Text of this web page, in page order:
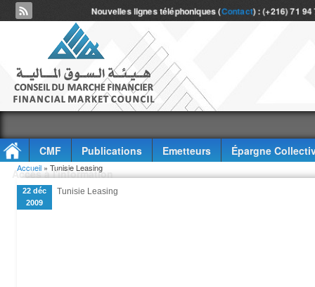
Nouvelles lignes téléphoniques (Contact) : (+216) 71
CMF Publications Emetteurs
Épargne
Accès à l'information
Vous êtes ici
Accueil » Tunisie Leasing
22 déc
2009
Tunisie Leasing